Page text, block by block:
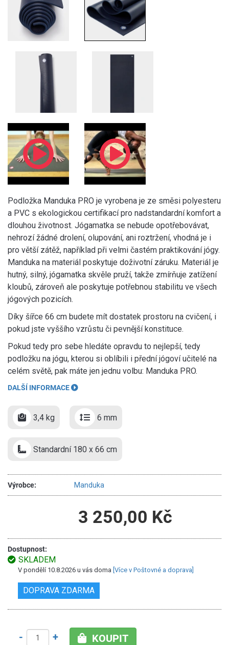
Podložka Manduka PRO je vyrobena je ze směsi polyesteru
a PVC s ekologickou certifikací pro nadstandardní komfort a
dlouhou životnost. Jógamatka se nebude opotřebovávat,
nehrozí žádné drolení, olupování, ani roztržení, vhodná je i
pro větší zátěž, například při velmi častém praktikování jógy.
Manduka na materiál poskytuje doživotní záruku. Materiál je
hutný, silný, jógamatka skvěle pruží, takže zmírňuje zatížení
kloubů, zároveň ale poskytuje potřebnou stabilitu ve všech
jógových pozicích.
Díky šířce 66 cm budete mít dostatek prostoru na cvičení, i
pokud jste vyššího vzrůstu či pevnější konstituce.
Pokud tedy pro sebe hledáte opravdu to nejlepší, tedy
podložku na jógu, kterou si oblíbili i přední jógoví učitelé na
celém světě, pak máte jen jednu volbu: Manduka PRO.
DALŠÍ INFORMACE
3,4 kg 6 mm
Standardní 180 x 66 cm
Výrobce: Manduka
3 250,00 Kč
Dostupnost:
SKLADEM
V pondělí 10.8.2026 u vás doma [Více v Poštovné a doprava]
DOPRAVA ZDARMA
- + KOUPIT